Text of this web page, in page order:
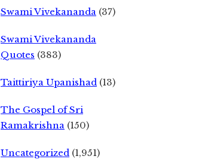
Swami Vivekananda (37)
Swami Vivekananda
Quotes (383)
Taittiriya Upanishad (13)
The Gospel of Sri
Ramakrishna (150)
Uncategorized (1,951)